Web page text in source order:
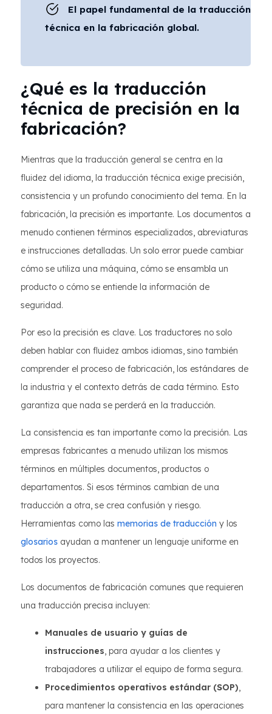
El papel fundamental de la traducción
técnica en la fabricación global.
¿Qué es la traducción
técnica de precisión en la
fabricación?
Mientras que la traducción general se centra en la
fluidez del idioma, la traducción técnica exige precisión,
consistencia y un profundo conocimiento del tema. En la
fabricación, la precisión es importante. Los documentos a
menudo contienen términos especializados, abreviaturas
e instrucciones detalladas. Un solo error puede cambiar
cómo se utiliza una máquina, cómo se ensambla un
producto o cómo se entiende la información de
seguridad.
Por eso la precisión es clave. Los traductores no solo
deben hablar con fluidez ambos idiomas, sino también
comprender el proceso de fabricación, los estándares de
la industria y el contexto detrás de cada término. Esto
garantiza que nada se perderá en la traducción.
La consistencia es tan importante como la precisión. Las
empresas fabricantes a menudo utilizan los mismos
términos en múltiples documentos, productos o
departamentos. Si esos términos cambian de una
traducción a otra, se crea confusión y riesgo.
Herramientas como las memorias de traducción y los
glosarios ayudan a mantener un lenguaje uniforme en
todos los proyectos.
Los documentos de fabricación comunes que requieren
una traducción precisa incluyen:
Manuales de usuario y guías de
instrucciones, para ayudar a los clientes y
trabajadores a utilizar el equipo de forma segura.
Procedimientos operativos estándar (SOP),
para mantener la consistencia en las operaciones